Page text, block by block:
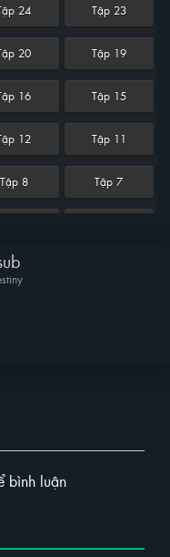
24 Tập 23
20 Tập 19
16 Tập 15
12 Tập 11
Tập 8 Tập 7
bình luận